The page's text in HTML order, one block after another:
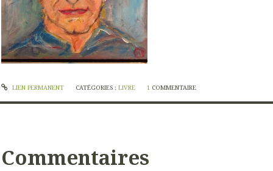
LIEN PERMANENT CATÉGORIES : LIVRE 1 COMMENTAIRE
Commentaires